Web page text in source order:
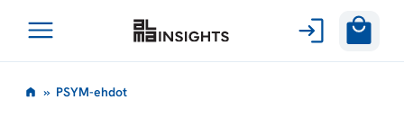
sisältöön
Avaa
P» PSYM-ehdot